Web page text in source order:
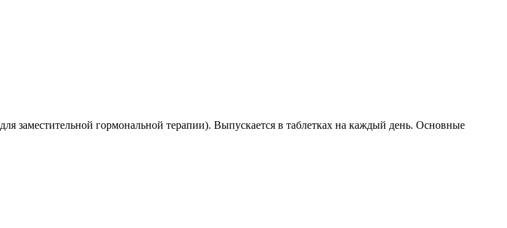
заместительной гормональной терапии). Выпускается в таблетках на каждый день. Основные